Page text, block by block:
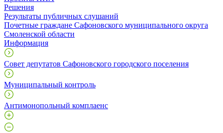
Решения
Результаты публичных слушаний
Почетные граждане Сафоновского муниципального округа
Смоленской области
Информация
Совет депутатов Сафоновского городского поселения
Муниципальный контроль
Антимонопольный комплаенс